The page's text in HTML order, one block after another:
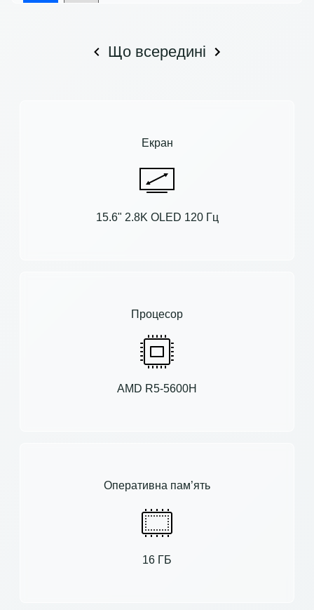
Що всередині
Екран
15.6" 2.8K OLED 120 Гц
Процесор
AMD R5-5600H
Оперативна пам’ять
16 ГБ